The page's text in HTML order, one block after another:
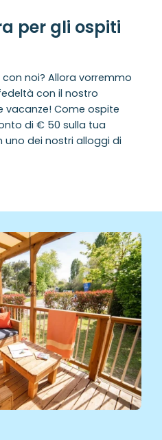
per gli ospiti
noi? Allora vorremmo
con il nostro
vacanze! Come ospite
di € 50 sulla tua
dei nostri alloggi di